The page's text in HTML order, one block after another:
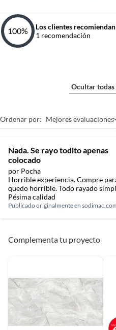
humedad
Resistencia a
Separación en
instalación
Textura de superficie
Tipo de borde
Tipo de revestimiento
100%
Los clientes
1 recomendación
Ocultar todas
Ordenar por: Mejores evaluaciones
Nada. Se rayo todito apenas
colocado
por Pocha
Horrible experiencia. Compre
quedo horrible. Todo rayado
Pésima calidad
Publicado originalmente en
Complementa tu proyecto